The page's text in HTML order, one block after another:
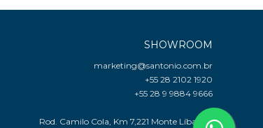
SHOWROOM
marketing@santonio.com.br
+55 28 2102 1920
+55 28 9 9884 9666
Rod. Camilo Cola, Km 7,221 Monte Líbano -